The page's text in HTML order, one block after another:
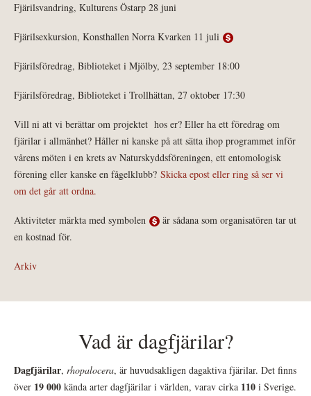
Fjärilsvandring, Kulturens Östarp 28 juni
Fjärilsexkursion, Konsthallen Norra Kvarken 11 juli
Fjärilsföredrag, Biblioteket i Mjölby, 23 september 18:00
Fjärilsföredrag, Biblioteket i Trollhättan, 27 oktober 17:30
Vill ni att vi berättar om projektet hos er? Eller ha ett föredrag om
fjärilar i allmänhet? Håller ni kanske på att sätta ihop programmet inför
vårens möten i en krets av Naturskyddsföreningen, ett entomologisk
förening eller kanske en fågelklubb? Skicka epost eller ring så ser vi
om det går att ordna.
Aktiviteter märkta med symbolen
är sådana som organisatören tar ut
en kostnad för.
Arkiv
Vad är dagfjärilar?
Dagfjärilar, rhopalocera, är huvudsakligen dagaktiva fjärilar. Det finns
över 19 000 kända arter dagfjärilar i världen, varav cirka 110 i Sverige.